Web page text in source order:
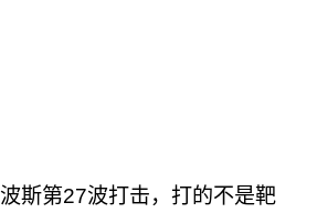
波斯第27波打击，打的不是靶